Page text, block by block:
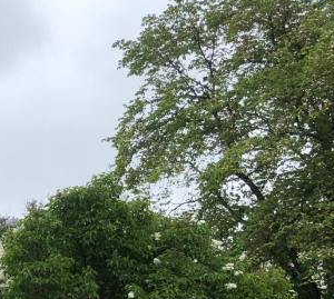
Musikk